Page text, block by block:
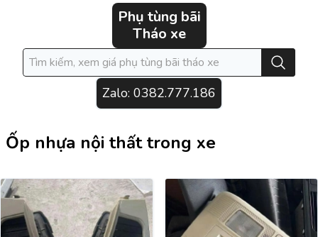
Phụ tùng bãi
Tháo xe
Zalo: 0382.777.186
Ốp nhựa nội thất trong xe